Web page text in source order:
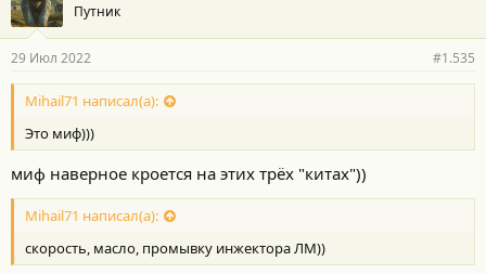
Путник
29 Июл 2022 #1.535
Mihail71 написал(а):
Это миф)))
миф наверное кроется на этих трёх "китах"))
Mihail71 написал(а):
скорость, масло, промывку инжектора ЛМ))